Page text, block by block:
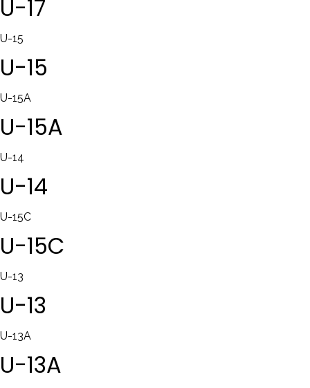
U-17
U-15
U-15
U-15A
U-15A
U-14
U-14
U-15C
U-15C
U-13
U-13
U-13A
U-13A